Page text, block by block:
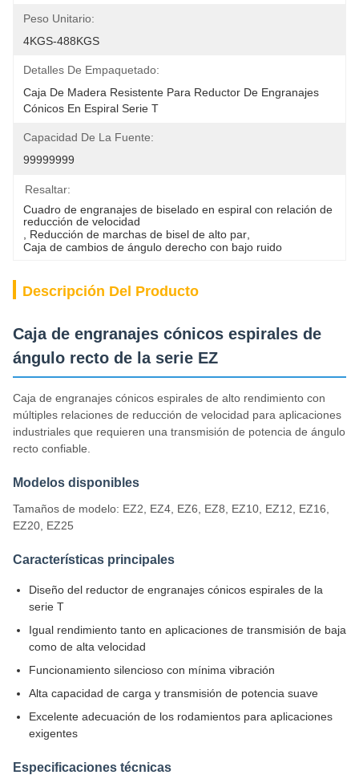
Peso Unitario:
4KGS-488KGS
Detalles De Empaquetado:
Caja De Madera Resistente Para Reductor De Engranajes
Cónicos En Espiral Serie T
Capacidad De La Fuente:
99999999
Resaltar:
Cuadro de engranajes de biselado en espiral con relación de
reducción de velocidad
Reducción de marchas de bisel de alto par
Caja de cambios de ángulo derecho con bajo ruido
Descripción Del Producto
Caja de engranajes cónicos espirales de
ángulo recto de la serie EZ
Caja de engranajes cónicos espirales de alto rendimiento con
múltiples relaciones de reducción de velocidad para aplicaciones
industriales que requieren una transmisión de potencia de ángulo
recto confiable.
Modelos disponibles
Tamaños de modelo: EZ2, EZ4, EZ6, EZ8, EZ10, EZ12, EZ16,
EZ20, EZ25
Características principales
Diseño del reductor de engranajes cónicos espirales de la
serie T
Igual rendimiento tanto en aplicaciones de transmisión de baja
como de alta velocidad
Funcionamiento silencioso con mínima vibración
Alta capacidad de carga y transmisión de potencia suave
Excelente adecuación de los rodamientos para aplicaciones
exigentes
Especificaciones técnicas